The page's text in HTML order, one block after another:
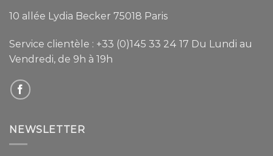
10 allée Lydia Becker 75018 Paris
Service clientèle : +33 (0)145 33 24 17 Du Lundi au
Vendredi, de 9h à 19h
NEWSLETTER